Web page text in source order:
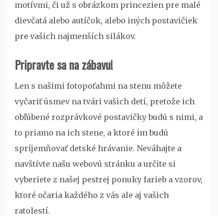
motívmi, či už s obrázkom princezien pre malé
dievčatá alebo autíčok, alebo iných postavičiek
pre vašich najmenších silákov.
Pripravte sa na zábavu!
Len s našimi fotopoťahmi na stenu môžete
vyčariť úsmev na tvári vašich detí, pretože ich
obľúbené rozprávkové postavičky budú s nimi, a
to priamo na ich stene, a ktoré im budú
spríjemňovať detské hrávanie. Neváhajte a
navštívte našu webovú stránku a určite si
vyberiete z našej pestrej ponuky farieb a vzorov,
ktoré očaria každého z vás ale aj vašich
ratolestí.